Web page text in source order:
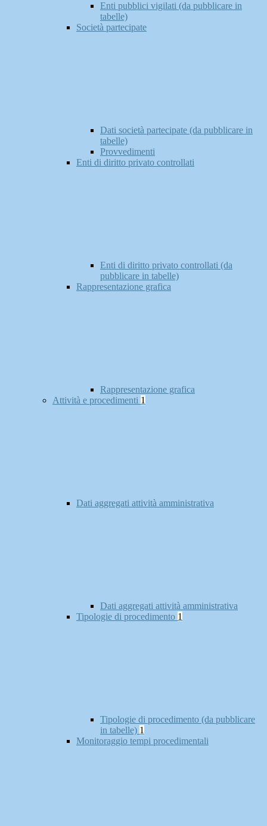
Enti pubblici vigilati (da pubblicare in
tabelle)
Società partecipate
Dati società partecipate (da pubblicare in
tabelle)
Provvedimenti
Enti di diritto privato controllati
Enti di diritto privato controllati (da
pubblicare in tabelle)
Rappresentazione grafica
Rappresentazione grafica
Attività e procedimenti 1
Dati aggregati attività amministrativa
Dati aggregati attività amministrativa
Tipologie di procedimento 1
Tipologie di procedimento (da pubblicare
in tabelle) 1
Monitoraggio tempi procedimentali